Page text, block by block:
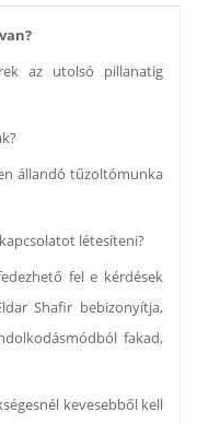
az utolsó pillanatig
állandó tűzoltómunka
létesíteni?
fel e kérdések
Shafir bebizonyítja,
fakad,
kevesebből kell